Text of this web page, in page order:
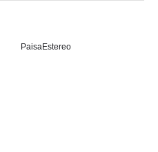
PaisaEstereo